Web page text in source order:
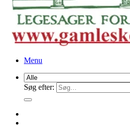
Menu
Søg efter: